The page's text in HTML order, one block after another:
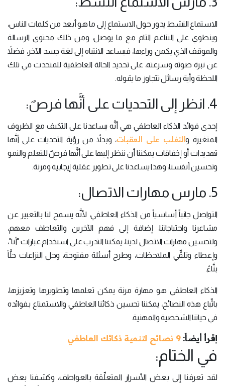
الاستماع النشط يدور حول الاستماع إلى ما هو أبعد من كلمات الناس،
وينطوي على التناغم التام مع ما يوصل، ومن ذلك محتوى الرسالة
والموقف الذي يكمن وراءها، فيساعد الانتباه إلى لغة جسد الآخر، فضلاً
عن نبرة صوته وسرعته، على تحديد الحالة العاطفية للمتحدث في تلك
اللحظة وأية رسائل تتجاوز ما يقوله.
4. انظر إلى التحديات على أنَّها فرصٌ:
إحدى فوائد الذكاء العاطفي هي أنَّه يساعدنا على التكيف مع الظروف
المتغيرة والتغلب على العقبات، وبدلاً من رؤية التحديات على أنَّها
تهديدات أو إخفاقات يمكننا أن ننظر إليها على أنَّها فرصٌ للتعلم والنمو
وتحسين أنفسنا، وهذا يساعدنا على تطوير عقلية إيجابية ومرنة.
5. مارس مهارات الاتصال:
التواصل جانباً أساسياً من الذكاء العاطفي، لأنَّه يسمح لنا بالتعبير عن
مشاعرنا واحتياجاتنا، إضافة إلى فهم الآخرين والتعاطف معهم،
ولتحسين مهارات الاتصال لدينا، يمكننا التدرب على استخدام عبارات "أنا"،
وإعطاء وتلقِّي الملاحظات، وطرح أسئلة مفتوحة، وحل النزاعات حلَّاً
بنَّاءً.
الذكاء العاطفي هو مهارة مرنة يمكن تعلمها وتطويرها وتعزيزها،
باتِّباع هذه النصائح، يمكننا تحسين ذكائنا العاطفي والاستمتاع بفوائده
في حياتنا الشخصية والمهنية.
إقرأ أيضاً:9 نصائح لتنمية ذكائك العاطفي
في الختام:
لقد تعرفنا إلى بعض الأسرار المتعلِّقة بالعواطف، وكشفنا بعض